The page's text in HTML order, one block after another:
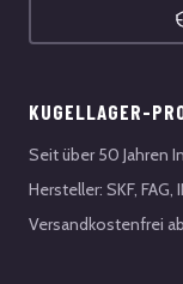
KUGELLAGER-
Seit über 50 Jahren
Hersteller: SKF, FAG,
Versandkostenfrei